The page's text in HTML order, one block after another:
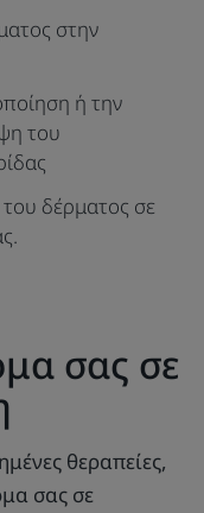
στην
ή την
του
δέρματος σε
σας σε
θεραπείες,
σας σε